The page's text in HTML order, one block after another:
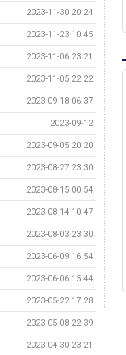
2023-11-30 20:24
2023-11-23 10:45
2023-11-06 23:21
2023-11-05 22:22
2023-09-18 06:37
2023-09-12
2023-09-05 20:20
2023-08-27 23:30
2023-08-15 00:54
2023-08-14 10:47
2023-08-03 23:30
2023-06-09 16:54
2023-06-06 15:44
2023-05-22 17:28
2023-05-08 22:39
2023-04-30 23:21